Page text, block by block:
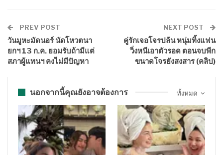
PREV POST
วันมูหะมัดนอร์ นัดโหวตนา
ยกฯ 13 ก.ค. ยอมรับถ้ามีแต่
สภาผู้แทนฯ คงไม่มีปัญหา
NEXT POST
คู่รักเจอโจรปล้น หนุ่มทิ้งแฟน
วิ่งหนีเอาตัวรอด ตอนจบพีก
ขนาดโจรยังสงสาร (คลิป)
ทั้งหมด
นอกจากนี้คุณยังอาจต้องการ